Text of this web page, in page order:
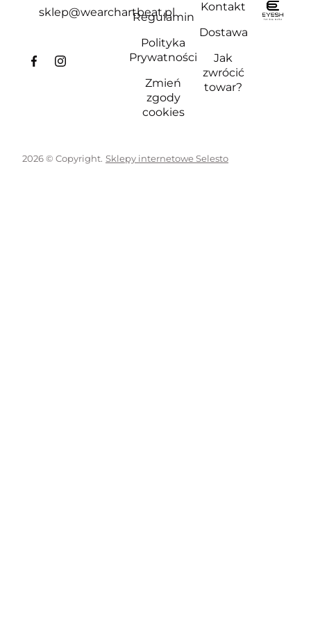
sklep@wearchartbeat.pl
Regulamin
Polityka
Prywatności
Zmień
zgody
cookies
Kontakt
Dostawa
Jak
zwrócić
towar?
2026 © Copyright. Sklepy internetowe Selesto